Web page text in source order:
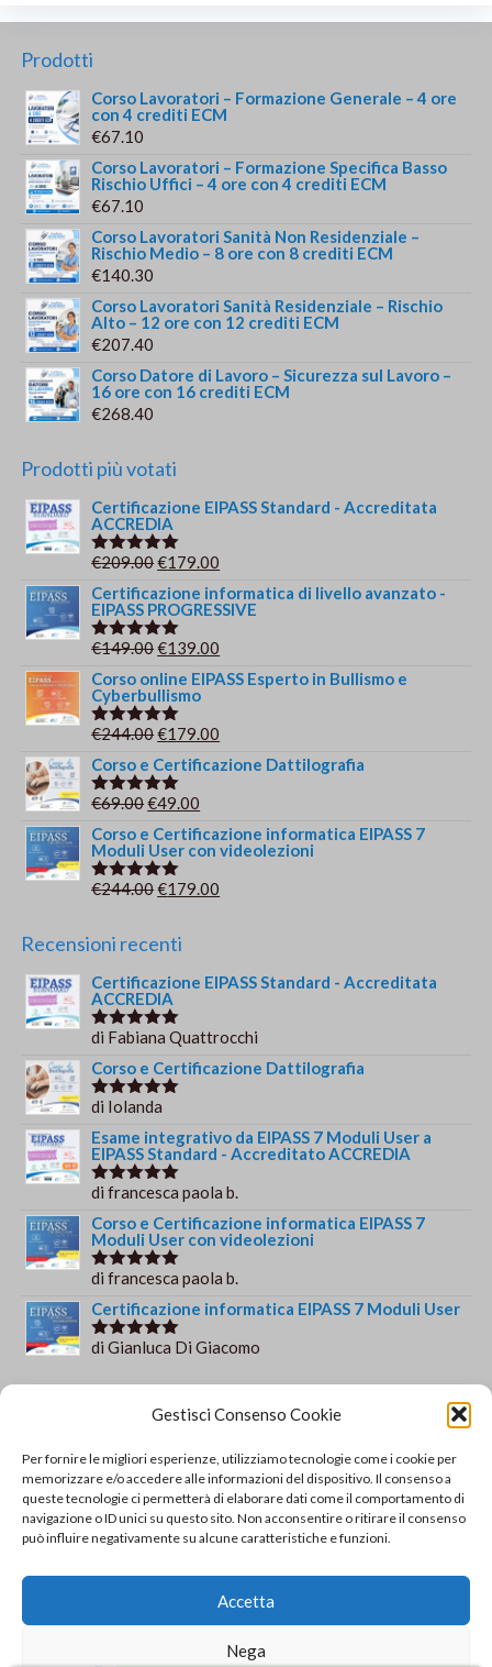
Gestisci Consenso Cookie
Per fornire le migliori esperienze, utilizziamo tecnologie come i cookie per
memorizzare e/o accedere alle informazioni del dispositivo. Il consenso a
queste tecnologie ci permetterà di elaborare dati come il comportamento di
navigazione o ID unici su questo sito. Non acconsentire o ritirare il consenso
può influire negativamente su alcune caratteristiche e funzioni.
Accetta
Nega
Prodotti
Corso Lavoratori – Formazione Generale – 4 ore
con 4 crediti ECM
€67.10
Corso Lavoratori – Formazione Specifica Basso
Rischio Uffici – 4 ore con 4 crediti ECM
€67.10
Corso Lavoratori Sanità Non Residenziale –
Rischio Medio – 8 ore con 8 crediti ECM
€140.30
Corso Lavoratori Sanità Residenziale – Rischio
Alto – 12 ore con 12 crediti ECM
€207.40
Corso Datore di Lavoro – Sicurezza sul Lavoro –
16 ore con 16 crediti ECM
€268.40
Prodotti più votati
Certificazione EIPASS Standard - Accreditata
ACCREDIA
Valutato
€209.00Il
prezzo
originale
era:
€179.00
prezzo
attuale
Certificazione informatica di livello avanzato -
EIPASS PROGRESSIVE
Valutato
€149.00Il
prezzo
originale
era:
€139.00
prezzo
Corso online EIPASS Esperto in Bullismo e
Cyberbullismo
Valutato
€244.00Il
prezzo
originale
era:
€244.00.
€179.00
prezzo
€179.00.
Corso e Certificazione Dattilografia
Valutato
€69.00Il
prezzo
originale
era:
€49.00
prezzo
attuale
è:
Corso e Certificazione informatica EIPASS 7
Moduli User con videolezioni
Valutato
€244.00Il
originale
€244.00.
€179.00
€179.00.
Recensioni recenti
Certificazione EIPASS Standard - Accreditata
ACCREDIA
Valutato5
di Fabiana Quattrocchi
Corso e Certificazione Dattilografia
Valutato5
di Iolanda
Esame integrativo da EIPASS 7 Moduli User a
EIPASS Standard - Accreditato ACCREDIA
Valutato5
di francesca paola b.
Corso e Certificazione informatica EIPASS 7
Moduli User con videolezioni
Valutato5
di francesca paola b.
Certificazione informatica EIPASS 7 Moduli User
Valutato5
di Gianluca Di Giacomo
84013 Cava de' Tirreni
+39 329 952 9244
info@solsisacademy.it
Lun-Ven: 09:30-18:30, Sab: 10:00-12:00
Pausa pranzo: 13:30-15:30
© Copyright - SOLSIS Academy by SOLUZIONE E
SISTEMI di Catino Valentino - Via Gaudio Maiori - 84013